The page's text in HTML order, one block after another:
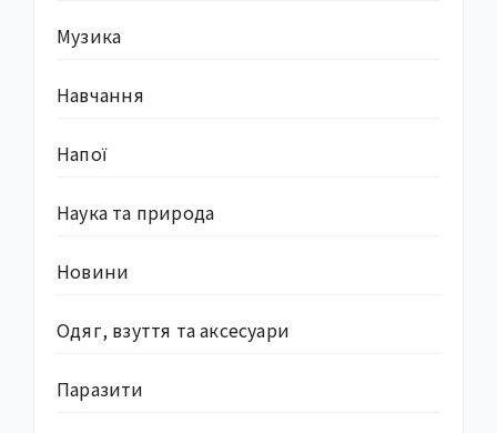
Музика
Навчання
Напої
Наука та природа
Новини
Одяг, взуття та аксесуари
Паразити